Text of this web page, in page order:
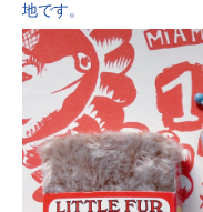
地です。